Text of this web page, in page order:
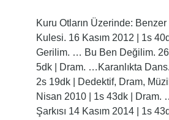
Kuru Otların Üzerinde:
Kulesi. 16 Kasım 2012 | 1s
Gerilim. … Bu Ben Değilim.
5dk | Dram. …Karanlıkta Dans.
2s 19dk | Dedektif, Dram,
Nisan 2010 | 1s 43dk | Dram.
Şarkısı 14 Kasım 2014 | 1s